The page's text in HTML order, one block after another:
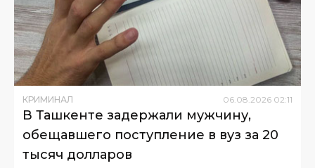
КРИМИНАЛ 06.08.2026 02:11
В Ташкенте задержали мужчину,
обещавшего поступление в вуз за 20
тысяч долларов